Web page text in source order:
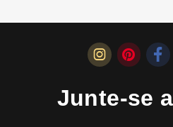
Junte-se